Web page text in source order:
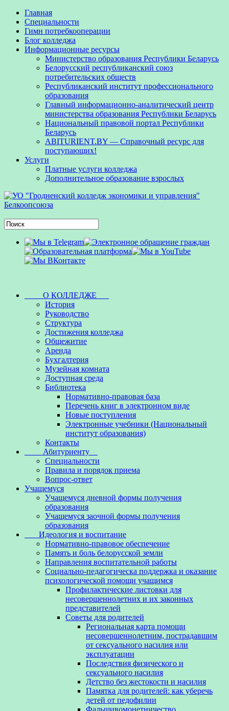
Главная
Специальности
Гимн потребкооперации
Блог колледжа
Информационные ресурсы
Министерство образования Республики Беларусь
Белорусский республиканский союз
потребительских обществ
Республиканский институт профессионального
образования
Главный информационно-аналитический центр
министерства образования Республики Беларусь
Национальный правовой портал Республики
Беларусь
ABITURIENT.BY — Справочный ресурс для
поступающих!
Услуги
Платные услуги колледжа
Дополнительное образование взрослых
О КОЛЛЕДЖЕ
История
Руководство
Структура
Достижения колледжа
Общежитие
Аренда
Бухгалтерия
Музейная комната
Доступная среда
Библиотека
Нормативно-правовая база
Перечень книг в электронном виде
Новые поступления
Электронные учебники (Национальный
институт образования)
Контакты
Абитуриенту
Специальности
Правила и порядок приема
Вопрос-ответ
Учащемуся
Учащемуся дневной формы получения
образования
Учащемуся заочной формы получения
образования
Идеология и воспитание
Нормативно-правовое обеспечение
Память и боль белорусской земли
Направления воспитательной работы
Социально-педагогическа поддержка и оказание
психологической помощи учащимся
Профилактические листовки для
несовершеннолетних и их законных
представителей
Советы для родителей
Региональная карта помощи
несовершеннолетним, пострадавшим
от сексуального насилия или
эксплуатации
Последствия физического и
сексуального насилия
Детство без жестокости и насилия
Памятка для родителей: как уберечь
детей от педофилии
Фальшивомонетничество